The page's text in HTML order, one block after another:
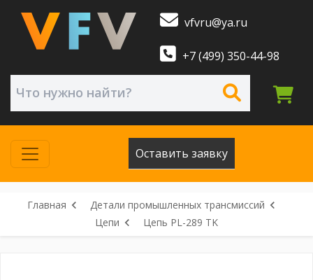
vfvru@ya.ru
+7 (499) 350-44-98
Оставить заявку
Главная
Детали промышленных трансмиссий
Цепи
Цепь PL-289 TK